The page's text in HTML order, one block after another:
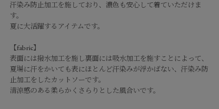
汗染み防止加工を施しており、濃色も安心して着ていただけま
す。
夏に大活躍するアイテムです。
【fabric】
表面には撥水加工を施し裏面には吸水加工を施すことによって、
夏場に汗をかいても表にほとんど汗染みが浮かばない、汗染み防
止加工をしたカットソーです。
清涼感のある柔らかくさらりとした風合いです。